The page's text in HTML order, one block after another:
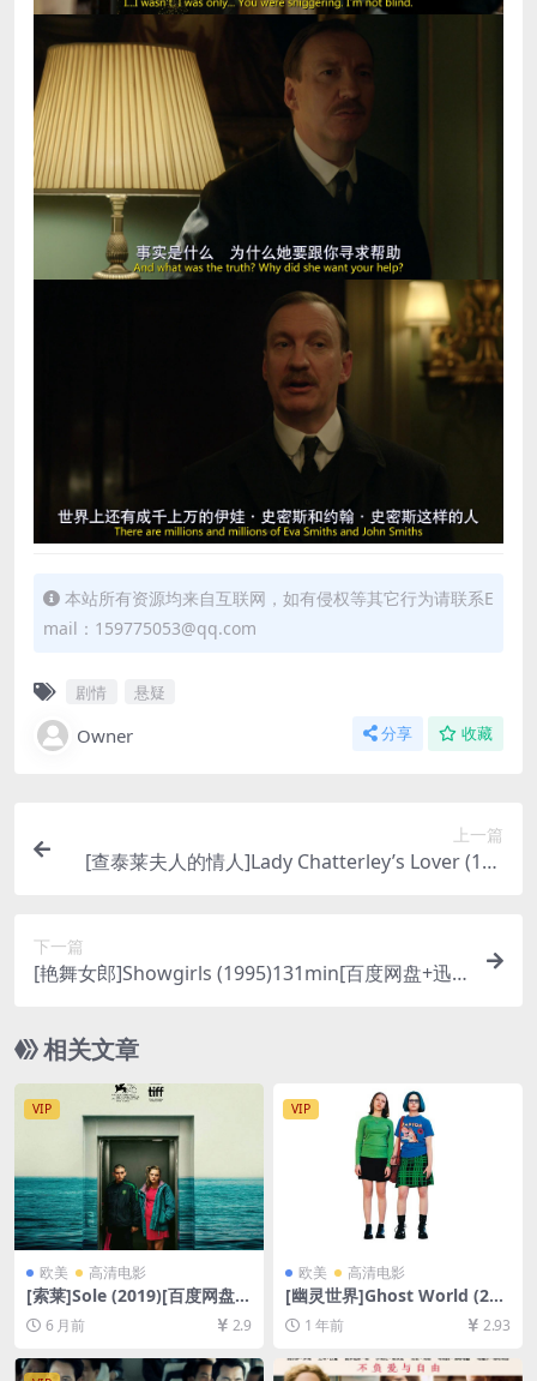
本站所有资源均来自互联网，如有侵权等其它行为请联系E
mail：159775053@qq.com
剧情 悬疑
Owner 分享 收藏
上一篇
[查泰莱夫人的情人]Lady Chatterley’s Lover (198
下一篇
[艳舞女郎]Showgirls (1995)131min[百度网盘+迅
幕]【手机在线无法观看，请下载防和谐压缩包（含
解压密码）】
相关文章
VIP
欧美 高清电影
[索莱]Sole (2019)[百度网盘
+夸克网盘1080P超清未删减
资源][网盘在线播放/下载][MP
4/6.6GB][中文字幕]
6 月前 2.9
VIP
欧美 高清电影
[幽灵世界]Ghost World (200
1)[百度网盘+夸克网盘1080P
超清未删减资源][网盘在线播
放/下载][MP4/7.7GB][中文字
幕]
1 年前 2.93